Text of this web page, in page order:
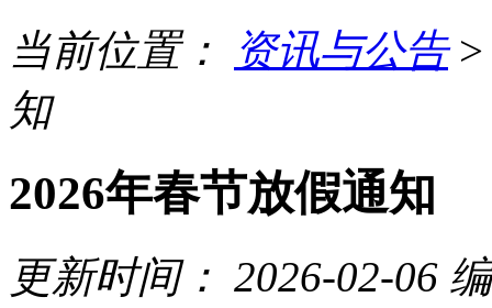
当前位置：
资讯与公告
知
2026年春节放假通知
更新时间： 2026-02-06